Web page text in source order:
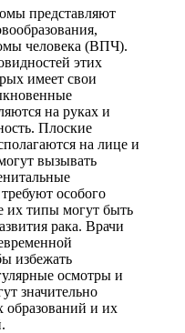
представляют
человека (ВПЧ).
этих
имеет свои
на руках и
Плоские
на лице и
вызывать
особого
их типы могут быть
рака. Врачи
избежать
осмотры и
значительно
образований и их